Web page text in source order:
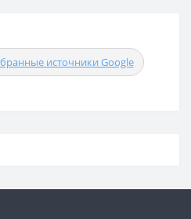
источники Google